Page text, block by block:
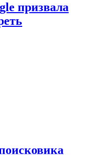
призвала